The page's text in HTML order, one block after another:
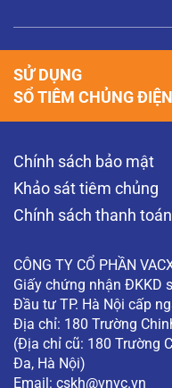
Chính sách bảo mật
Khảo sát tiêm chủng
Chính sách thanh toán
CÔNG TY CỔ PHẦN
Giấy chứng nhận ĐKKD
Đầu tư TP. Hà Nội cấp
Địa chỉ: 180 Trường
(Địa chỉ cũ: 180 Trường
Đa, Hà Nội)
Email: cskh@vnvc.vn
SỬ DỤNG
SỔ TIÊM CHỦNG